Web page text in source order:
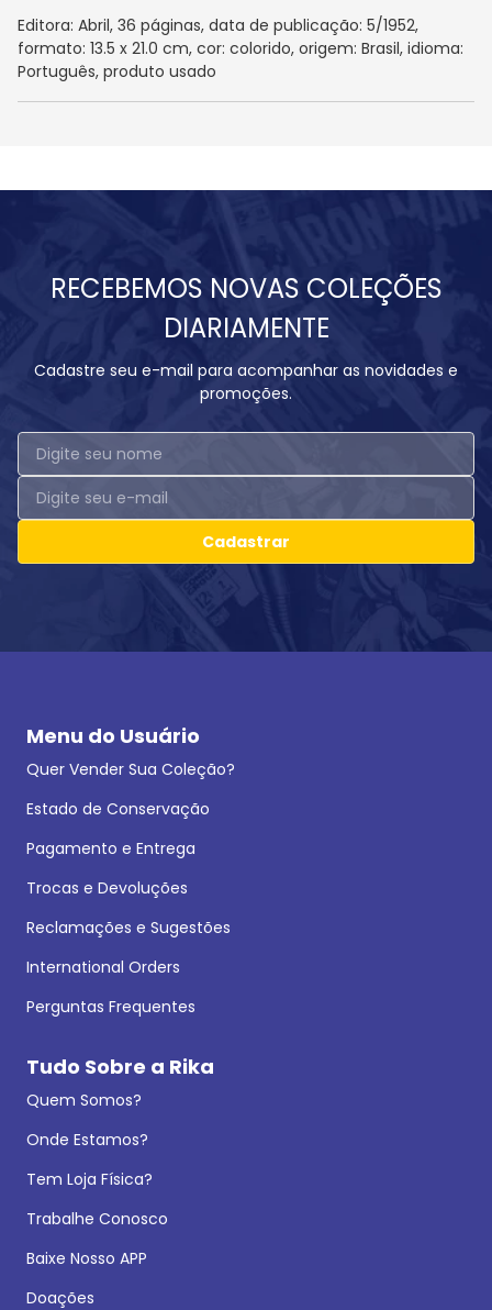
Editora: Abril, 36 páginas, data de publicação: 5/1952,
formato: 13.5 x 21.0 cm, cor: colorido, origem: Brasil, idioma:
Português, produto usado
RECEBEMOS NOVAS COLEÇÕES
DIARIAMENTE
Cadastre seu e-mail para acompanhar as novidades e
promoções.
Cadastrar
Menu do Usuário
Quer Vender Sua Coleção?
Estado de Conservação
Pagamento e Entrega
Trocas e Devoluções
Reclamações e Sugestões
International Orders
Perguntas Frequentes
Tudo Sobre a Rika
Quem Somos?
Onde Estamos?
Tem Loja Física?
Trabalhe Conosco
Baixe Nosso APP
Doações